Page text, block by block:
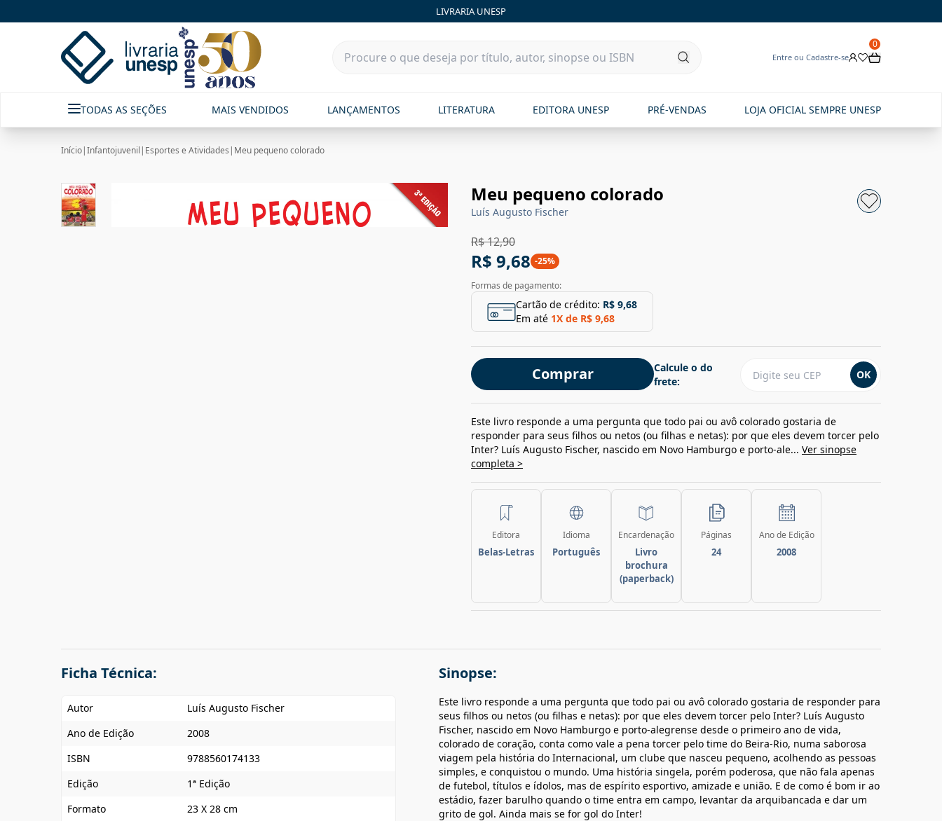
LIVRARIA UNESP
Entre ou Cadastre-se
0
TODAS AS SEÇÕES MAIS VENDIDOS LANÇAMENTOS LITERATURA EDITORA UNESP PRÉ-VENDAS LOJA OFICIAL SEMPRE UNESP
Início|Infantojuvenil | Esportes e Atividades | Meu pequeno colorado
Meu pequeno colorado
Luís Augusto Fischer
R$ 12,90
R$ 9,68 -25%
Formas de pagamento:
Cartão de crédito: R$ 9,68
Em até 1X de R$ 9,68
Comprar
Calcule o do
frete:
OK
Este livro responde a uma pergunta que todo pai ou avô colorado gostaria de
responder para seus filhos ou netos (ou filhas e netas): por que eles devem torcer pelo
Inter? Luís Augusto Fischer, nascido em Novo Hamburgo e porto-ale... Ver sinopse
completa >
Editora
Belas-Letras
Idioma
Português
Encardenação
Livro
brochura
(paperback)
Páginas
24
Ano de Edição
2008
Ficha Técnica:
Autor
Luís Augusto Fischer
Ano de Edição
2008
ISBN
9788560174133
Edição
1ª Edição
Formato
23 X 28 cm
Sinopse:
Este livro responde a uma pergunta que todo pai ou avô colorado gostaria de responder para
seus filhos ou netos (ou filhas e netas): por que eles devem torcer pelo Inter? Luís Augusto
Fischer, nascido em Novo Hamburgo e porto-alegrense desde o primeiro ano de vida,
colorado de coração, conta como vale a pena torcer pelo time do Beira-Rio, numa saborosa
viagem pela história do Internacional, um clube que nasceu pequeno, acolhendo as pessoas
simples, e conquistou o mundo. Uma história singela, porém poderosa, que não fala apenas
de futebol, títulos e ídolos, mas de espírito esportivo, amizade e união. E de como é bom ir ao
estádio, fazer barulho quando o time entra em campo, levantar da arquibancada e dar um
grito de gol. Ainda mais se for gol do Inter!